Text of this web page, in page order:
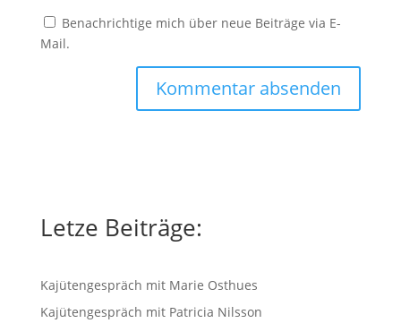
Benachrichtige mich über neue Beiträge via E-
Mail.
Letze Beiträge:
Kajütengespräch mit Marie Osthues
Kajütengespräch mit Patricia Nilsson